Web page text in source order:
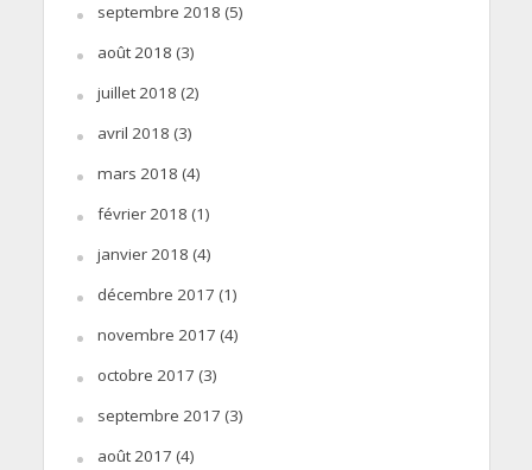
septembre 2018 (5)
août 2018 (3)
juillet 2018 (2)
avril 2018 (3)
mars 2018 (4)
février 2018 (1)
janvier 2018 (4)
décembre 2017 (1)
novembre 2017 (4)
octobre 2017 (3)
septembre 2017 (3)
août 2017 (4)